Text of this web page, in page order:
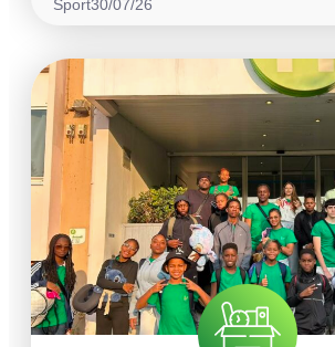
Sport30/07/26